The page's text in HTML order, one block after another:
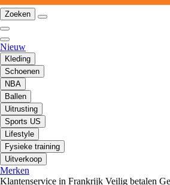
Zoeken
Nieuw
Kleding
Schoenen
NBA
Ballen
Uitrusting
Sports US
Lifestyle
Fysieke training
Uitverkoop
Merken
Klantenservice in Frankrijk Veilig betalen